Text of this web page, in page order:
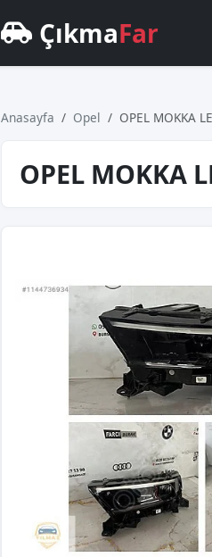
ÇıkmaFar
Anasayfa Opel OPEL MOKKA
OPEL MOKKA